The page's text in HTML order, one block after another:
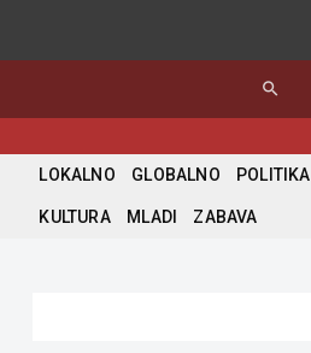
search
LOKALNO GLOBALNO POLITIKA
KULTURA MLADI ZABAVA